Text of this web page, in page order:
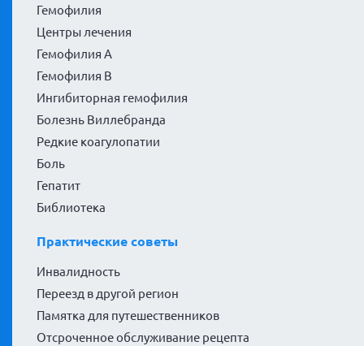
Гемофилия
Центры лечения
Гемофилия А
Гемофилия В
Ингибиторная гемофилия
Болезнь Виллебранда
Редкие коагулопатии
Боль
Гепатит
Библиотека
Практические советы
Инвалидность
Переезд в другой регион
Памятка для путешественников
Отсроченное обслуживание рецепта